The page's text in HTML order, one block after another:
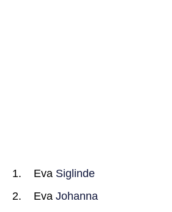
Eva Siglinde
Eva Johanna